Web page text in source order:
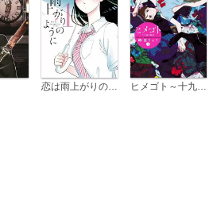
ヒメゴト～十九歳の制服～